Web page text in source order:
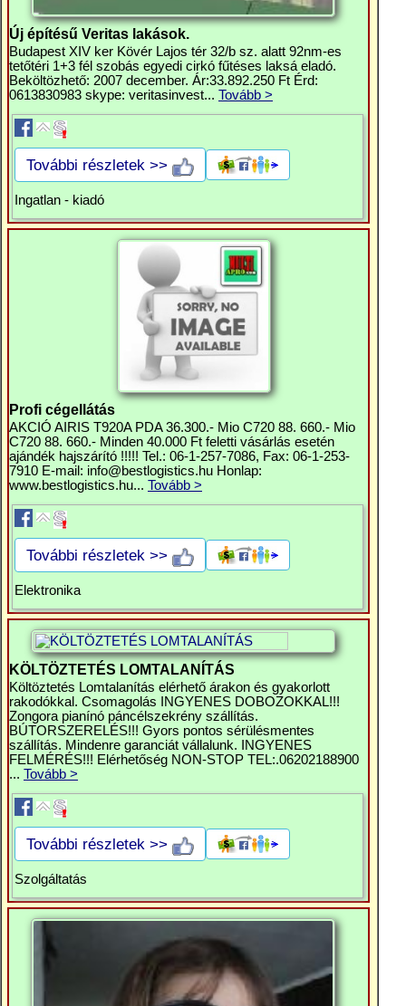
Új építésű Veritas lakások.
Budapest XIV ker Kövér Lajos tér 32/b sz. alatt 92nm-es
tetőtéri 1+3 fél szobás egyedi cirkó fűtéses laksá eladó.
Beköltözhető: 2007 december. Ár:33.892.250 Ft Érd:
0613830983 skype: veritasinvest... Tovább >
További részletek >>
Ingatlan - kiadó
Profi cégellátás
AKCIÓ AIRIS T920A PDA 36.300.- Mio C720 88. 660.- Mio
C720 88. 660.- Minden 40.000 Ft feletti vásárlás esetén
ajándék hajszárító !!!!! Tel.: 06-1-257-7086, Fax: 06-1-253-
7910 E-mail: info@bestlogistics.hu Honlap:
www.bestlogistics.hu... Tovább >
További részletek >>
Elektronika
KÖLTÖZTETÉS LOMTALANÍTÁS
Költöztetés Lomtalanítás elérhető árakon és gyakorlott
rakodókkal. Csomagolás INGYENES DOBOZOKKAL!!!
Zongora pianínó páncélszekrény szállítás.
BÚTORSZERELÉS!!! Gyors pontos sérülésmentes
szállítás. Mindenre garanciát vállalunk. INGYENES
FELMÉRÉS!!! Elérhetőség NON-STOP TEL:.06202188900
... Tovább >
További részletek >>
Szolgáltatás